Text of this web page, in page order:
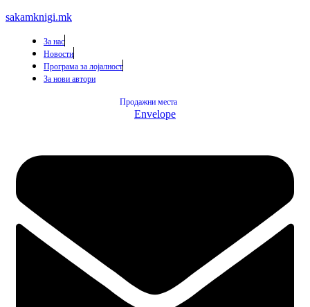
sakamknigi.mk
За нас
Новости
Програма за лојалност
За нови автори
Продажни места
Envelope